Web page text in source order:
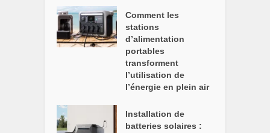
Comment les
stations
d’alimentation
portables
transforment
l’utilisation de
l’énergie en plein air
Installation de
batteries solaires :